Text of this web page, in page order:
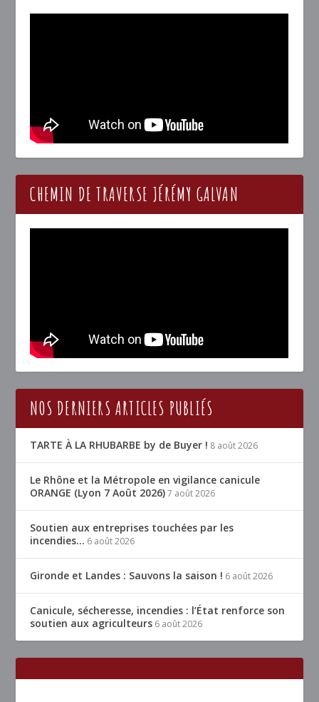
CHEMIN DE TRAVERSE JÉRÉMY GALVAN
NOS DERNIERS ARTICLES PUBLIÉS
TARTE À LA RHUBARBE by de Buyer ! 8 août 2026
Le Rhône et la Métropole en vigilance canicule
ORANGE (Lyon 7 Août 2026) 7 août 2026
Soutien aux entreprises touchées par les
incendies… 6 août 2026
Gironde et Landes : Sauvons la saison ! 6 août 2026
Canicule, sécheresse, incendies : l’État renforce son
soutien aux agriculteurs 6 août 2026